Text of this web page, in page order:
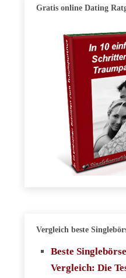
Gratis online Dating
Vergleich beste
Beste
Vergleich: Die